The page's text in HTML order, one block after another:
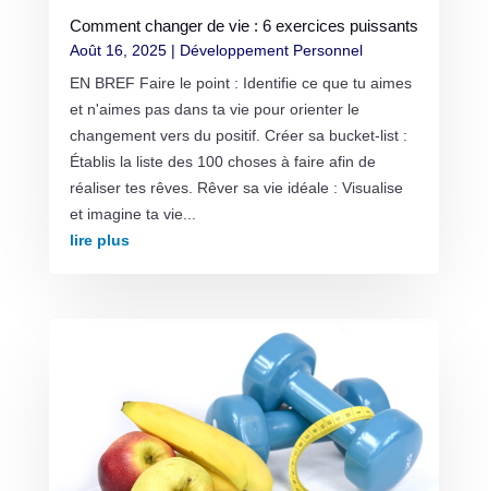
Comment changer de vie : 6 exercices puissants
Août 16, 2025| Développement Personnel
EN BREF Faire le point : Identifie ce que tu aimes
et n'aimes pas dans ta vie pour orienter le
changement vers du positif. Créer sa bucket-list :
Établis la liste des 100 choses à faire afin de
réaliser tes rêves. Rêver sa vie idéale : Visualise
et imagine ta vie...
lire plus